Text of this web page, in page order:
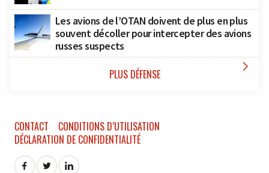
Les avions de l’OTAN doivent de plus en plus
souvent décoller pour intercepter des avions
russes suspects
PLUS DÉFENSE 
CONTACT
CONDITIONS D’UTILISATION
DÉCLARATION DE CONFIDENTIALITÉ